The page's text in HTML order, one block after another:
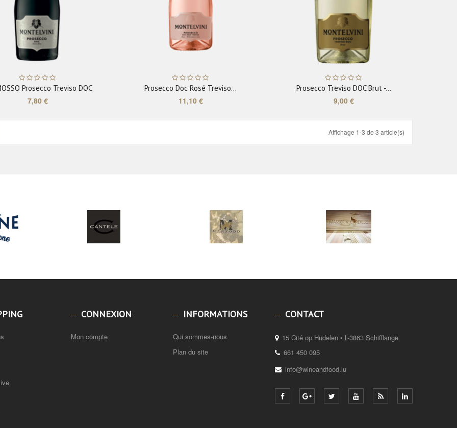
Prosecco Treviso DOC
7,80 €
Prosecco Doc Rosé Treviso...
11,10 €
Prosecco Treviso DOC Brut -...
9,00 €
Affichage 1-3 de 3 article(s)
CONNEXION
Mon compte
INFORMATIONS
Qui sommes-nous
Plan du site
CONTACT
15 Cité op Hudelen • L-3863 Schifflange
661 450 095
info@wineandfood.lu